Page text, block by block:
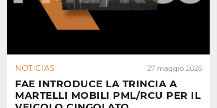
NOTICIAS 27 maggio 2026
FAE INTRODUCE LA TRINCIA A
MARTELLI MOBILI PML/RCU PER IL